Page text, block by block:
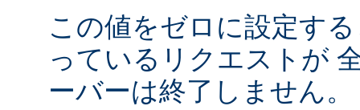
この値をゼロに設定す
っているリクエストが
ーバーは終了しません。